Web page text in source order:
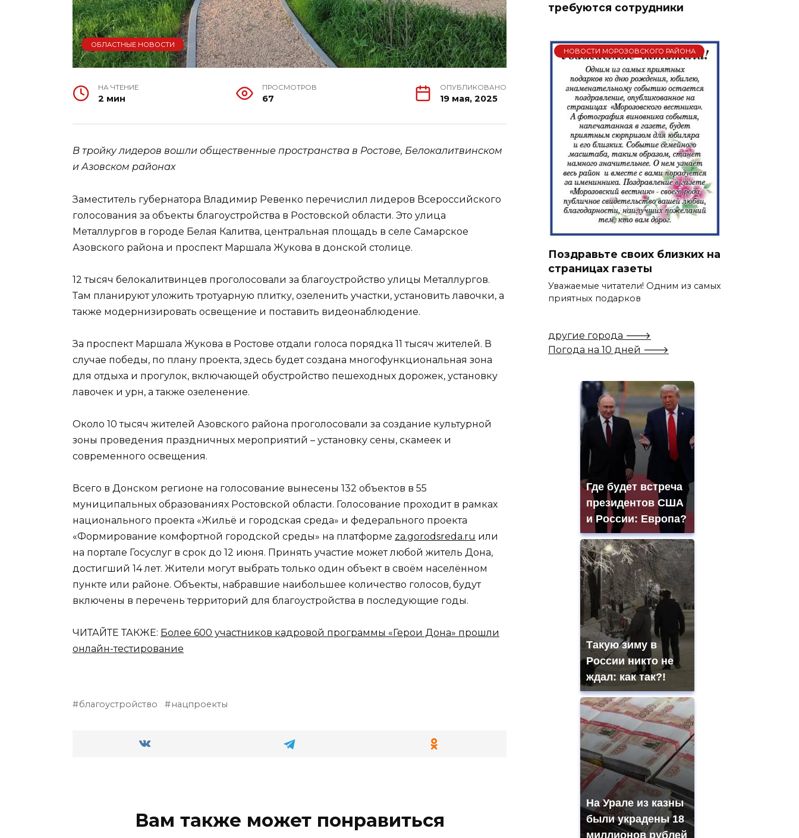
ОБЛАСТНЫЕ НОВОСТИ
НА ЧТЕНИЕ
2 мин
ПРОСМОТРОВ
67
ОПУБЛИКОВАНО
19 мая, 2025
В тройку лидеров вошли общественные пространства в Ростове, Белокалитвинском
и Азовском районах
Заместитель губернатора Владимир Ревенко перечислил лидеров Всероссийского
голосования за объекты благоустройства в Ростовской области. Это улица
Металлургов в городе Белая Калитва, центральная площадь в селе Самарское
Азовского района и проспект Маршала Жукова в донской столице.
12 тысяч белокалитвинцев проголосовали за благоустройство улицы Металлургов.
Там планируют уложить тротуарную плитку, озеленить участки, установить лавочки, а
также модернизировать освещение и поставить видеонаблюдение.
За проспект Маршала Жукова в Ростове отдали голоса порядка 11 тысяч жителей. В
случае победы, по плану проекта, здесь будет создана многофункциональная зона
для отдыха и прогулок, включающей обустройство пешеходных дорожек, установку
лавочек и урн, а также озеленение.
Около 10 тысяч жителей Азовского района проголосовали за создание культурной
зоны проведения праздничных мероприятий – установку сены, скамеек и
современного освещения.
Всего в Донском регионе на голосование вынесены 132 объектов в 55
муниципальных образованиях Ростовской области. Голосование проходит в рамках
национального проекта «Жильё и городская среда» и федерального проекта
«Формирование комфортной городской среды» на платформе za.gorodsreda.ru или
на портале Госуслуг в срок до 12 июня. Принять участие может любой житель Дона,
достигший 14 лет. Жители могут выбрать только один объект в своём населённом
пункте или районе. Объекты, набравшие наибольшее количество голосов, будут
включены в перечень территорий для благоустройства в последующие годы.
ЧИТАЙТЕ ТАКЖЕ: Более 600 участников кадровой программы «Герои Дона» прошли
онлайн-тестирование
благоустройство нацпроекты
Вам также может понравиться
требуются сотрудники
НОВОСТИ МОРОЗОВСКОГО РАЙОНА
Поздравьте своих близких на
страницах газеты
Уважаемые читатели! Одним из самых
приятных подарков
другие города 🡒
Погода на 10 дней 🡒
Где будет встреча
президентов США
и России: Европа?
Такую зиму в
России никто не
ждал: как так?!
На Урале из казны
были украдены 18
миллионов рублей